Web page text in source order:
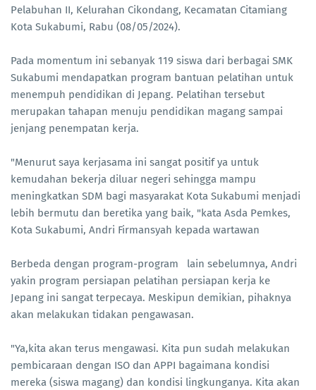
Pelabuhan II, Kelurahan Cikondang, Kecamatan Citamiang
Kota Sukabumi, Rabu (08/05/2024).
Pada momentum ini sebanyak 119 siswa dari berbagai SMK
Sukabumi mendapatkan program bantuan pelatihan untuk
menempuh pendidikan di Jepang. Pelatihan tersebut
merupakan tahapan menuju pendidikan magang sampai
jenjang penempatan kerja.
"Menurut saya kerjasama ini sangat positif ya untuk
kemudahan bekerja diluar negeri sehingga mampu
meningkatkan SDM bagi masyarakat Kota Sukabumi menjadi
lebih bermutu dan beretika yang baik, "kata Asda Pemkes,
Kota Sukabumi, Andri Firmansyah kepada wartawan
Berbeda dengan program-program lain sebelumnya, Andri
yakin program persiapan pelatihan persiapan kerja ke
Jepang ini sangat terpecaya. Meskipun demikian, pihaknya
akan melakukan tidakan pengawasan.
"Ya,kita akan terus mengawasi. Kita pun sudah melakukan
pembicaraan dengan ISO dan APPI bagaimana kondisi
mereka (siswa magang) dan kondisi lingkunganya. Kita akan